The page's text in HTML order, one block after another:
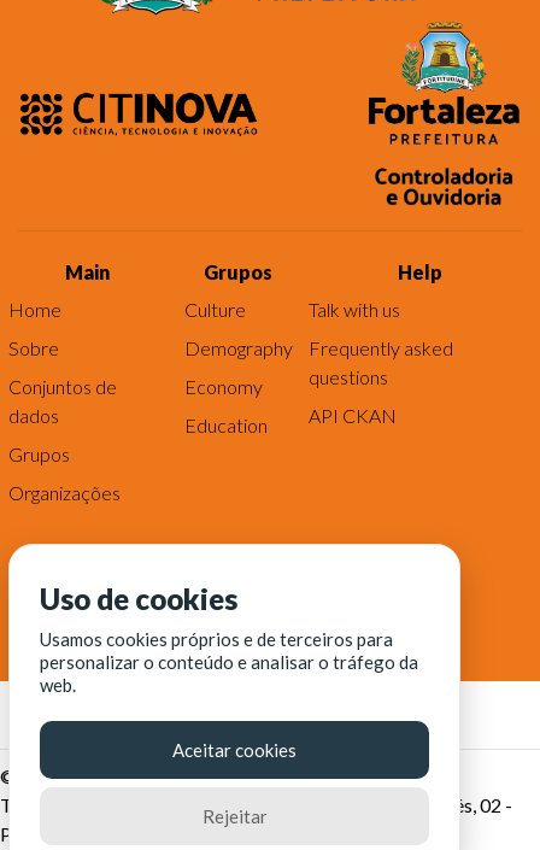
Main
Home
Sobre
Conjuntos de
dados
Grupos
Organizações
Grupos
Culture
Demography
Economy
Education
Help
Talk with us
Frequently asked
questions
API CKAN
© Fortaleza Digital || CITINOVA - Fundação de Ciência,
Tecnologia e Inovação de Fortaleza - Rua dos Tremembés, 02 -
Praia de Iracema - Fortaleza-CE
Uso de cookies
Usamos cookies próprios e de terceiros para
personalizar o conteúdo e analisar o tráfego da
web.
Aceitar cookies
Rejeitar